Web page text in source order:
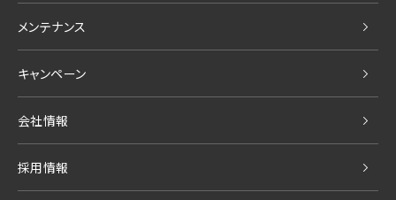
メンテナンス
キャンペーン
会社情報
採用情報